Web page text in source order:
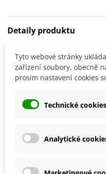
Detaily produktu
SOUVISEJÍCÍ PRODUKTY
Tyto webové stránky
zařízení soubory, obecně
prosím nastavení cookies
Technické cookies
Analytické